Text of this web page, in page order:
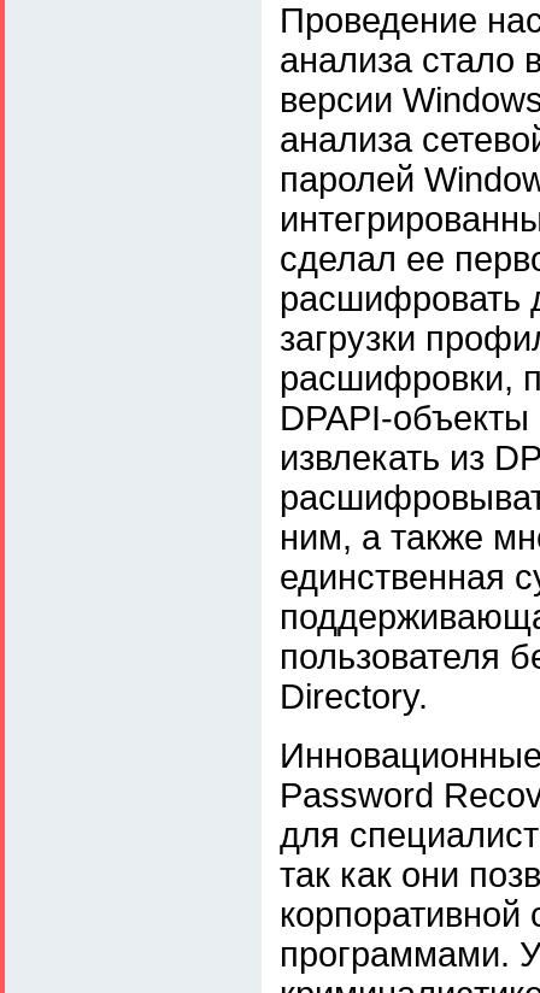
Проведение
анализа стало
версии
анализа
паролей
сделал ее
расшифровать
загрузки
расшифровки,
DPAPI-объекты
извлекать из
ним, а также
единственная
пользователя
Directory.
Password
для
так как они
программами.